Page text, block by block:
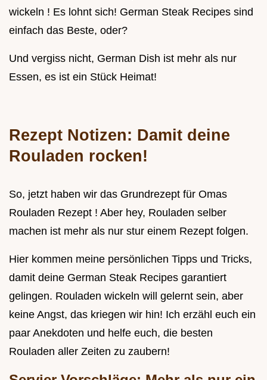
wickeln ! Es lohnt sich! German Steak Recipes sind
einfach das Beste, oder?
Und vergiss nicht, German Dish ist mehr als nur
Essen, es ist ein Stück Heimat!
Rezept Notizen: Damit deine
Rouladen rocken!
So, jetzt haben wir das Grundrezept für Omas
Rouladen Rezept ! Aber hey, Rouladen selber
machen ist mehr als nur stur einem Rezept folgen.
Hier kommen meine persönlichen Tipps und Tricks,
damit deine German Steak Recipes garantiert
gelingen. Rouladen wickeln will gelernt sein, aber
keine Angst, das kriegen wir hin! Ich erzähl euch ein
paar Anekdoten und helfe euch, die besten
Rouladen aller Zeiten zu zaubern!